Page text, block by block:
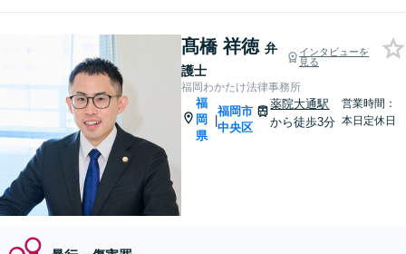
髙橋 祥徳 弁
護士
インタビューを
見る
福岡わかたけ法律事務所
福
岡
県
|
福岡市
中央区
薬院大通駅
から徒歩3分
営業時間：
本日定休日